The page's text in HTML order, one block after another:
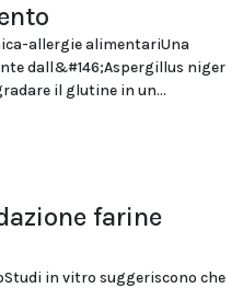
allergie alimentariUna
dall&#146;Aspergillus niger
il glutine in un...
farine
in vitro suggeriscono che